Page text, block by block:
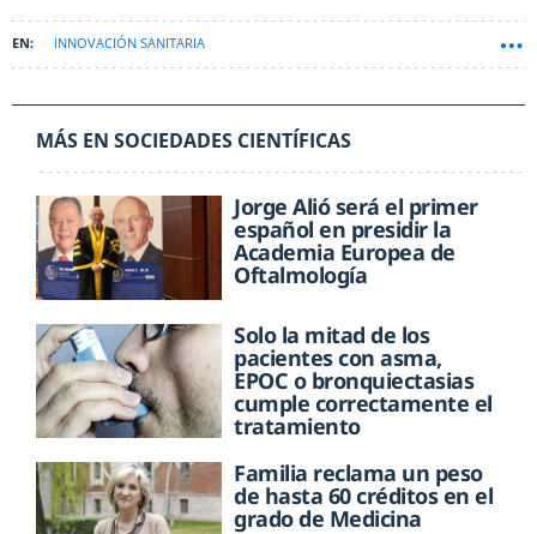
INNOVACIÓN SANITARIA
MÁS EN SOCIEDADES CIENTÍFICAS
Jorge Alió será el primer
español en presidir la
Academia Europea de
Oftalmología
Solo la mitad de los
pacientes con asma,
EPOC o bronquiectasias
cumple correctamente el
tratamiento
Familia reclama un peso
de hasta 60 créditos en el
grado de Medicina